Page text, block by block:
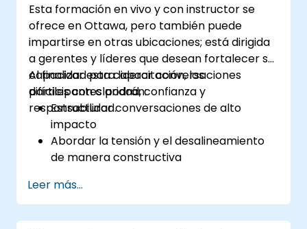
Esta formación en vivo y con instructor se
ofrece en Ottawa, pero también puede
impartirse en otras ubicaciones; está dirigida
a gerentes y líderes que desean fortalecer su
capacidad para liderar conversaciones
difíciles con claridad, confianza y
responsabilidad.
Al finalizar esta capacitación, los
participantes podrán:
Estructurar conversaciones de alto
impacto
Abordar la tensión y el desalineamiento
de manera constructiva
del equipo
Liderar con claridad bajo presión
Leer más...